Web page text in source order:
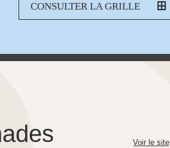
CONSULTER LA GRILLE
Voir le site